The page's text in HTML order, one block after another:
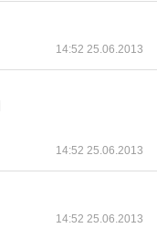
14:52 25.06.2013
14:52 25.06.2013
14:52 25.06.2013